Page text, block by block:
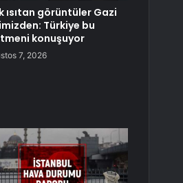
ısıtan görüntüler Gazi
Türkiye bu
konuşuyor
7, 2026